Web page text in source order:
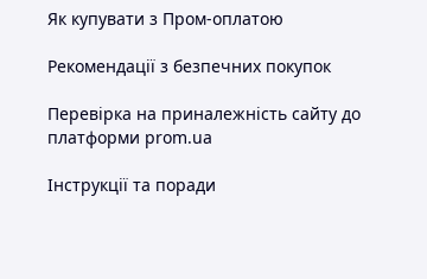
Як купувати з Пром-оплатою
Рекомендації з безпечних покупок
Перевірка на приналежність сайту до
платформи prom.ua
Інструкції та поради